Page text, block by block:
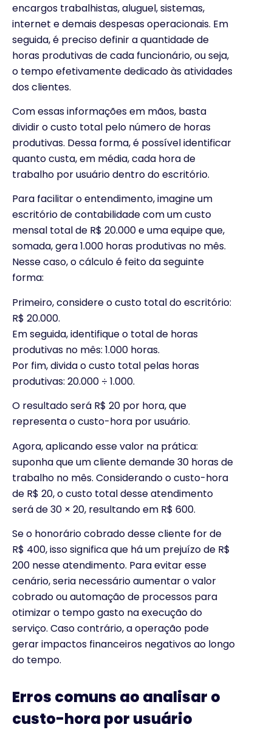
encargos trabalhistas, aluguel, sistemas,
internet e demais despesas operacionais. Em
seguida, é preciso definir a quantidade de
horas produtivas de cada funcionário, ou seja,
o tempo efetivamente dedicado às atividades
dos clientes.
Com essas informações em mãos, basta
dividir o custo total pelo número de horas
produtivas. Dessa forma, é possível identificar
quanto custa, em média, cada hora de
trabalho por usuário dentro do escritório.
Para facilitar o entendimento, imagine um
escritório de contabilidade com um custo
mensal total de R$ 20.000 e uma equipe que,
somada, gera 1.000 horas produtivas no mês.
Nesse caso, o cálculo é feito da seguinte
forma:
Primeiro, considere o custo total do escritório:
R$ 20.000.
Em seguida, identifique o total de horas
produtivas no mês: 1.000 horas.
Por fim, divida o custo total pelas horas
produtivas: 20.000 ÷ 1.000.
O resultado será R$ 20 por hora, que
representa o custo-hora por usuário.
Agora, aplicando esse valor na prática:
suponha que um cliente demande 30 horas de
trabalho no mês. Considerando o custo-hora
de R$ 20, o custo total desse atendimento
será de 30 × 20, resultando em R$ 600.
Se o honorário cobrado desse cliente for de
R$ 400, isso significa que há um prejuízo de R$
200 nesse atendimento. Para evitar esse
cenário, seria necessário aumentar o valor
cobrado ou automação de processos para
otimizar o tempo gasto na execução do
serviço. Caso contrário, a operação pode
gerar impactos financeiros negativos ao longo
do tempo.
Erros comuns ao analisar o
custo-hora por usuário